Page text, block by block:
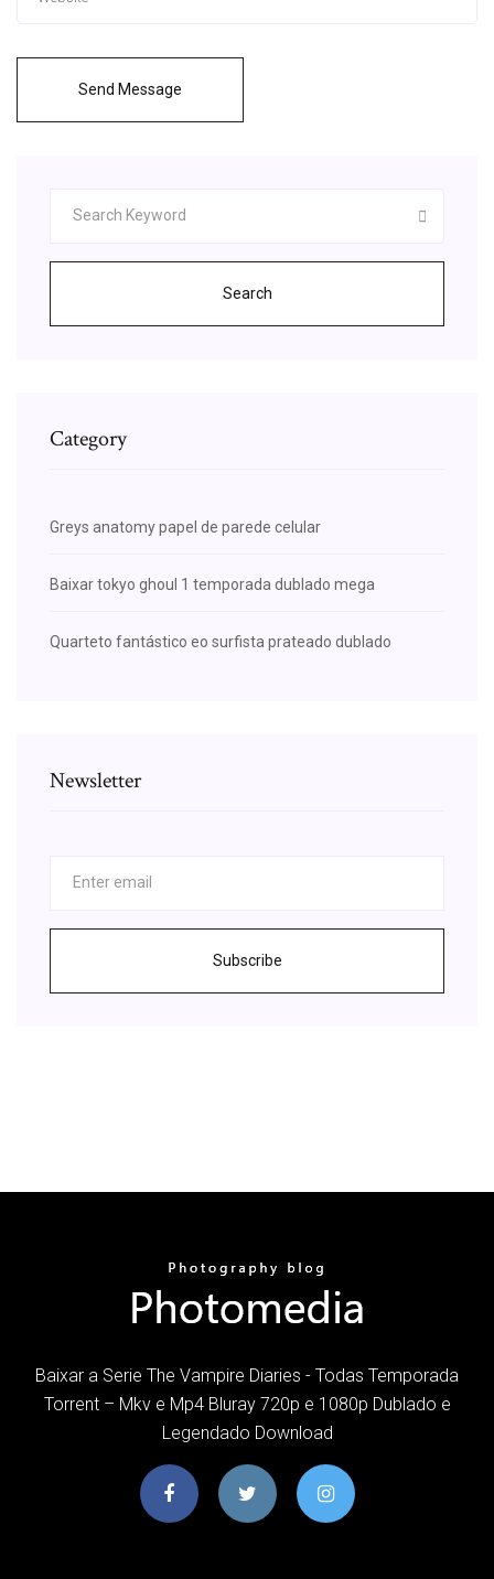
Send Message
Search
Category
Greys anatomy papel de parede celular
Baixar tokyo ghoul 1 temporada dublado mega
Quarteto fantástico eo surfista prateado dublado
Newsletter
Subscribe
Baixar a Serie The Vampire Diaries - Todas Temporada
Torrent – Mkv e Mp4 Bluray 720p e 1080p Dublado e
Legendado Download